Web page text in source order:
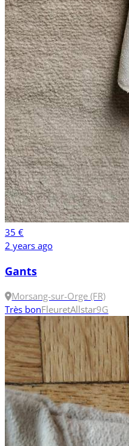
35 €
2 years ago
Gants
Morsang-sur-Orge (FR)
Très bonFleuretAllstar9G